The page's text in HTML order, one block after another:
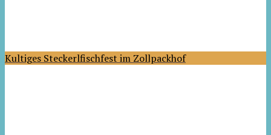
Kultiges Steckerlfischfest im Zollpackhof